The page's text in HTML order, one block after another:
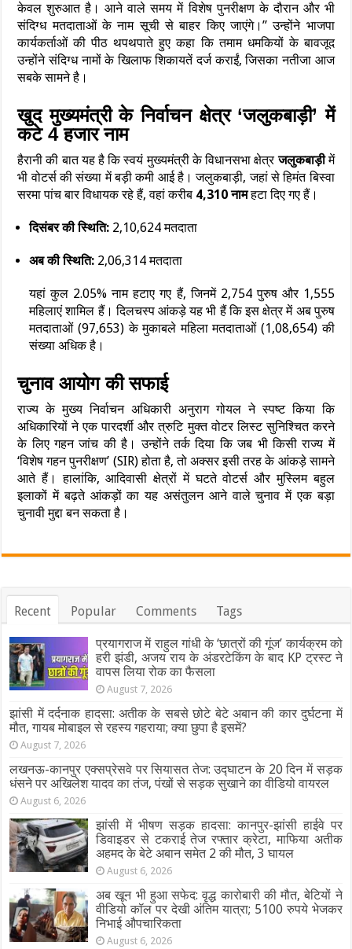
केवल शुरुआत है। आने वाले समय में विशेष पुनरीक्षण के दौरान और भी
संदिग्ध मतदाताओं के नाम सूची से बाहर किए जाएंगे।” उन्होंने भाजपा
कार्यकर्ताओं की पीठ थपथपाते हुए कहा कि तमाम धमकियों के बावजूद
उन्होंने संदिग्ध नामों के खिलाफ शिकायतें दर्ज कराईं, जिसका नतीजा आज
सबके सामने है।
खुद मुख्यमंत्री के निर्वाचन क्षेत्र ‘जलुकबाड़ी’ में
कटे 4 हजार नाम
हैरानी की बात यह है कि स्वयं मुख्यमंत्री के विधानसभा क्षेत्रजलुकबाड़ीमें
भी वोटर्स की संख्या में बड़ी कमी आई है। जलुकबाड़ी, जहां से हिमंत बिस्वा
सरमा पांच बार विधायक रहे हैं, वहां करीब 4,310 नामहटा दिए गए हैं।
दिसंबर की स्थिति: 2,10,624 मतदाता
अब की स्थिति: 2,06,314 मतदाता
यहां कुल 2.05% नाम हटाए गए हैं, जिनमें 2,754 पुरुष और 1,555
महिलाएं शामिल हैं। दिलचस्प आंकड़े यह भी हैं कि इस क्षेत्र में अब पुरुष
मतदाताओं (97,653) के मुकाबले महिला मतदाताओं (1,08,654) की
संख्या अधिक है।
चुनाव आयोग की सफाई
राज्य के मुख्य निर्वाचन अधिकारी अनुराग गोयल ने स्पष्ट किया कि
अधिकारियों ने एक पारदर्शी और त्रुटि मुक्त वोटर लिस्ट सुनिश्चित करने
के लिए गहन जांच की है। उन्होंने तर्क दिया कि जब भी किसी राज्य में
‘विशेष गहन पुनरीक्षण’ (SIR) होता है, तो अक्सर इसी तरह के आंकड़े सामने
आते हैं। हालांकि, आदिवासी क्षेत्रों में घटते वोटर्स और मुस्लिम बहुल
इलाकों में बढ़ते आंकड़ों का यह असंतुलन आने वाले चुनाव में एक बड़ा
चुनावी मुद्दा बन सकता है।
Recent Popular Comments Tags
प्रयागराज में राहुल गांधी के ‘छात्रों की गूंज’ कार्यक्रम को
हरी झंडी, अजय राय के अंडरटेकिंग के बाद KP ट्रस्ट ने
वापस लिया रोक का फैसला
August 7, 2026
झांसी में दर्दनाक हादसा: अतीक के सबसे छोटे बेटे अबान की कार दुर्घटना में
मौत, गायब मोबाइल से रहस्य गहराया; क्या छुपा है इसमें?
August 7, 2026
लखनऊ-कानपुर एक्सप्रेसवे पर सियासत तेज: उद्घाटन के 20 दिन में सड़क
धंसने पर अखिलेश यादव का तंज, पंखों से सड़क सुखाने का वीडियो वायरल
August 6, 2026
झांसी में भीषण सड़क हादसा: कानपुर-झांसी हाईवे पर
डिवाइडर से टकराई तेज रफ्तार क्रेटा, माफिया अतीक
अहमद के बेटे अबान समेत 2 की मौत, 3 घायल
August 6, 2026
अब खून भी हुआ सफेद: वृद्ध कारोबारी की मौत, बेटियों ने
वीडियो कॉल पर देखी अंतिम यात्रा; 5100 रुपये भेजकर
निभाई औपचारिकता
August 6, 2026